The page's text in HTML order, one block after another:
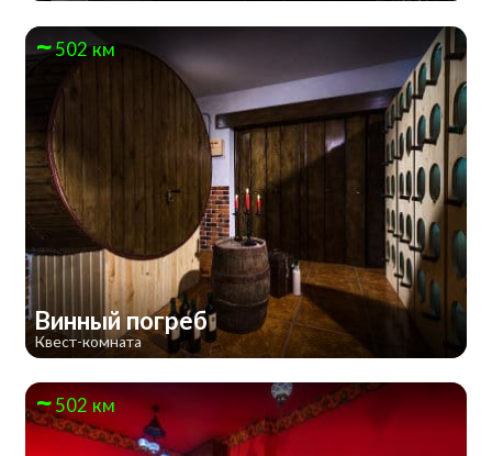
502 км
Винный погреб
Квест-комната
502 км